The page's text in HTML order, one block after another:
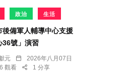
政治 生活
後備軍人輔導中心支援
36號」演習
元
2026年八月07日
觀看
1 分享